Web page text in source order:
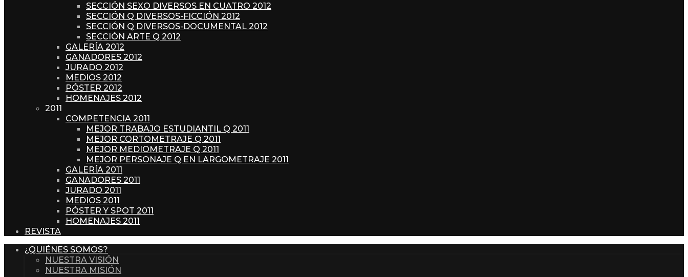
SECCIÓN SEXO DIVERSOS EN CUATRO 2012
SECCIÓN Q DIVERSOS-FICCIÓN 2012
SECCIÓN Q DIVERSOS-DOCUMENTAL 2012
SECCIÓN ARTE Q 2012
GALERÍA 2012
GANADORES 2012
JURADO 2012
MEDIOS 2012
PÓSTER 2012
HOMENAJES 2012
2011
COMPETENCIA 2011
MEJOR TRABAJO ESTUDIANTIL Q 2011
MEJOR CORTOMETRAJE Q 2011
MEJOR MEDIOMETRAJE Q 2011
MEJOR PERSONAJE Q EN LARGOMETRAJE 2011
GALERÍA 2011
GANADORES 2011
JURADO 2011
MEDIOS 2011
PÓSTER Y SPOT 2011
HOMENAJES 2011
REVISTA
¿QUIÉNES SOMOS?
NUESTRA VISIÓN
NUESTRA MISIÓN